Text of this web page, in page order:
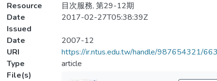
Resource
目次服務, 第29-12期
Date
Issued
2017-02-27T05:38:39Z
Date
2007-12
URI
https://ir.ntus.edu.tw/handle/987654321/
Type
article
File(s)